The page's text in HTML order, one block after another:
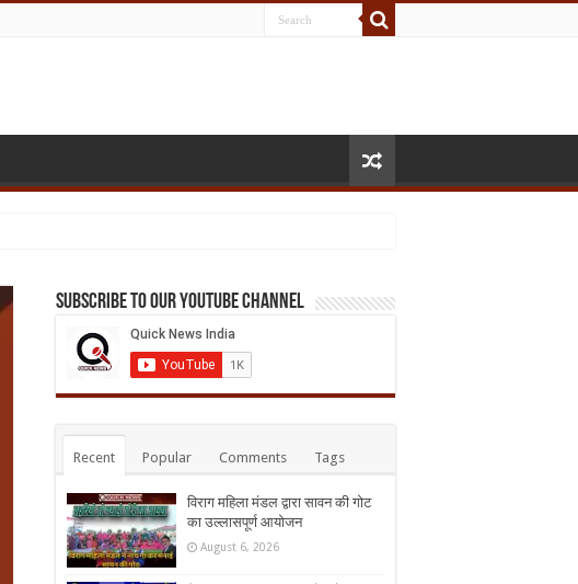
Subscribe to our Youtube Channel
Recent Popular Comments Tags
विराग महिला मंडल द्वारा सावन की गोट
का उल्लासपूर्ण आयोजन
August 6, 2026